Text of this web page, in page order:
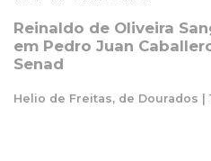
Reinaldo de Oliveira
em Pedro Juan
Senad
Helio de Freitas, de Dourados |